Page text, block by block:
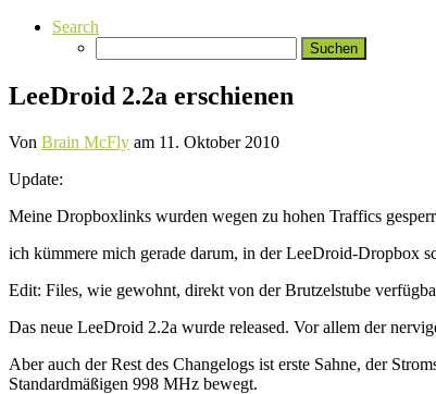
Search
nach:
LeeDroid 2.2a erschienen
Von Brain McFly am 11. Oktober 2010
Update:
Meine Dropboxlinks wurden wegen zu hohen Traffics
ich kümmere mich gerade darum, in der LeeDroid-Dropbox
Edit: Files, wie gewohnt, direkt von der Brutzelstube
Das neue LeeDroid 2.2a wurde released. Vor allem der
Aber auch der Rest des Changelogs ist erste Sahne, der
Standardmäßigen 998 MHz bewegt.